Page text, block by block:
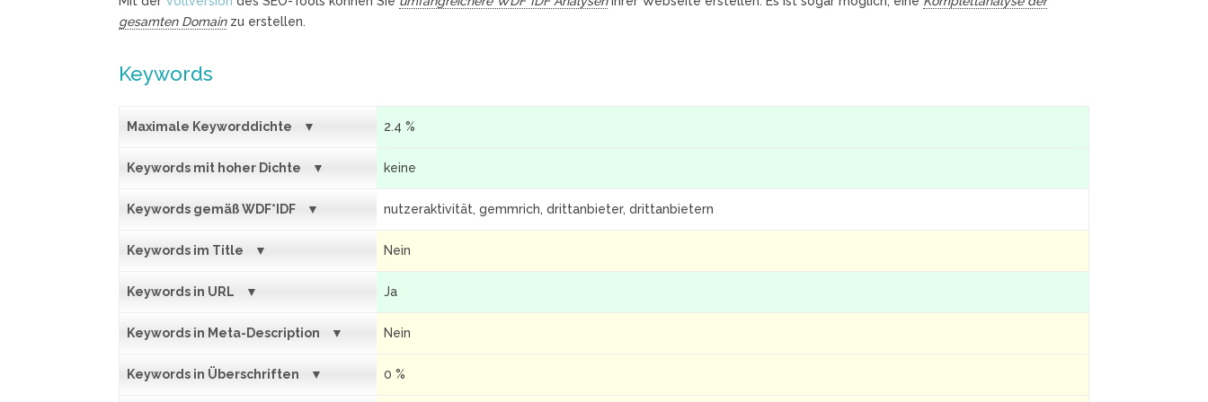
gesamten Domainzu erstellen.
Keywords
Maximale Keyworddichte 2.4 %
Keywords mit hoher Dichte keine
Keywords gemäß WDF*IDF nutzeraktivität, gemmrich, drittanbieter, drittanbietern
Keywords im Title Nein
Keywords in URL Ja
Keywords in Meta-Description Nein
Keywords in Überschriften 0 %